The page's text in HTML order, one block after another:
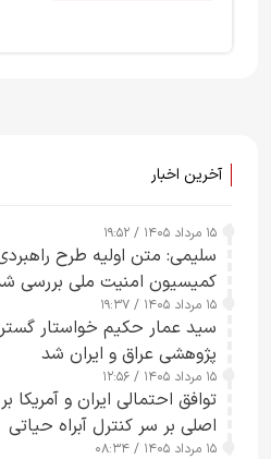
آخرین اخبار
۱۵ مرداد ۱۴۰۵ / ۱۹:۵۲
سلیمی: متن اولیه طرح
کمیسیون امنیت ملی بررسی
۱۵ مرداد ۱۴۰۵ / ۱۹:۳۷
سید عمار حکیم خواستار
پژوهشی عراق و ایران شد
۱۵ مرداد ۱۴۰۵ / ۱۲:۵۶
توافق احتمالی ایران و آمریکا
اصلی بر سر کنترل آبراه حیاتی
۱۵ مرداد ۱۴۰۵ / ۰۸:۳۴